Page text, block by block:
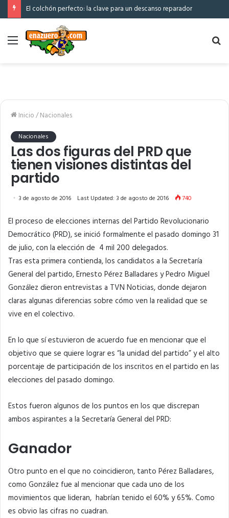
El colchón perfecto: la clave para un descanso reparador
Menú
Inicio/Nacionales
Nacionales
Las dos figuras del PRD que
tienen visiones distintas del
partido
3 de agosto de 2016 Last Updated: 3 de agosto de 2016 740
El proceso de elecciones internas del Partido Revolucionario
Democrático (PRD), se inició formalmente el pasado domingo 31
de julio, con la elección de 4 mil 200 delegados.
Tras esta primera contienda, los candidatos a la Secretaría
General del partido, Ernesto Pérez Balladares y Pedro Miguel
González dieron entrevistas a TVN Noticias, donde dejaron
claras algunas diferencias sobre cómo ven la realidad que se
vive en el colectivo.
En lo que sí estuvieron de acuerdo fue en mencionar que el
objetivo que se quiere lograr es “la unidad del partido” y el alto
porcentaje de participación de los inscritos en el partido en las
elecciones del pasado domingo.
Estos fueron algunos de los puntos en los que discrepan
ambos aspirantes a la Secretaría General del PRD:
Ganador
Otro punto en el que no coincidieron, tanto Pérez Balladares,
como González fue al mencionar que cada uno de los
movimientos que lideran, habrían tenido el 60% y 65%. Como
es obvio las cifras no cuadran.